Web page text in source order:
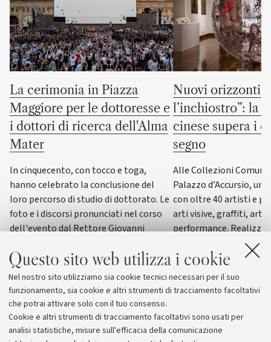
Questo sito web utilizza i cookie
Nel nostro sito utilizziamo sia cookie tecnici necessari per il suo
funzionamento, sia cookie e altri strumenti di tracciamento facoltativi
che potrai attivare solo con il tuo consenso.
Cookie e altri strumenti di tracciamento facoltativi sono usati per
analisi statistiche, misure sull'efficacia della comunicazione
La cerimonia in Piazza
Maggiore per le dottoresse e
i dottori di ricerca dell'Alma
Mater
In cinquecento, con tocco e toga,
hanno celebrato la conclusione del
loro percorso di studio di dottorato. Le
foto e i discorsi pronunciati nel corso
dell'evento dal Rettore Giovanni
Elisabetta Tola e dal genetista Guido
Barbujani
Nuovi orizzonti
l’inchiostro”: la
cinese supera i
segno
Alle Collezioni
Palazzo d’Accursio,
con oltre 40 artisti e
arti visive, graffiti, arti
performance.
del progetto “ERC
dall’Università di
esposizione di questo